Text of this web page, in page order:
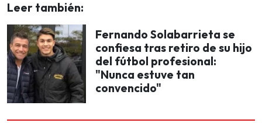
Leer también:
Fernando Solabarrieta se
confiesa tras retiro de su hijo
del fútbol profesional:
"Nunca estuve tan
convencido"